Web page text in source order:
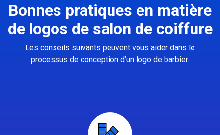
Bonnes pratiques en matière
de logos de salon de coiffure
Les conseils suivants peuvent vous aider dans le
processus de conception d’un logo de barbier.